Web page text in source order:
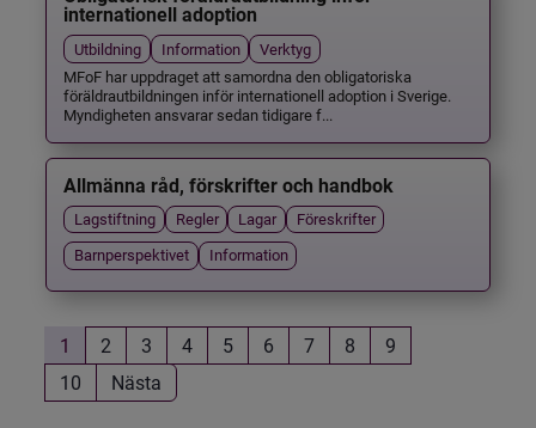
internationell adoption
Utbildning Information
Verktyg
MFoF har uppdraget att samordna den obligatoriska
föräldrautbildningen inför internationell adoption i Sverige.
Myndigheten ansvarar sedan tidigare f...
Allmänna råd, förskrifter och handbok
Lagstiftning Regler Lagar
Föreskrifter
Barnperspektivet
Information
1 2 3 4 5 6 7 8
9
10
Nästa